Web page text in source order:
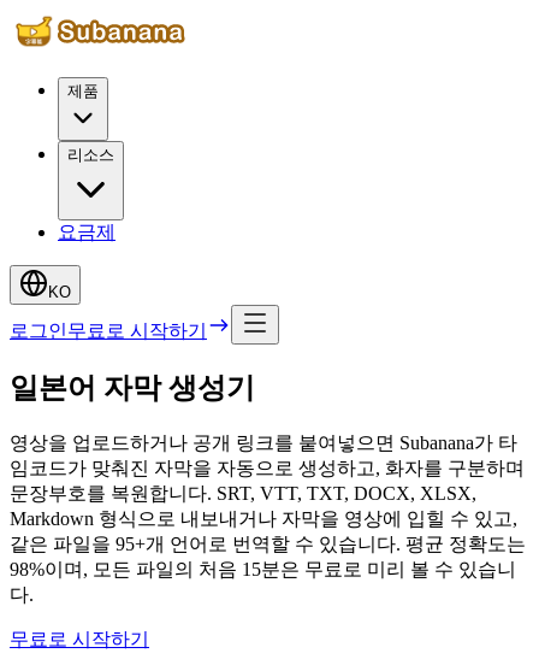
제품
리소스
요금제
KO
로그인무료로 시작하기
일본어 자막 생성기
영상을 업로드하거나 공개 링크를 붙여넣으면 Subanana가 타
임코드가 맞춰진 자막을 자동으로 생성하고, 화자를 구분하며
문장부호를 복원합니다. SRT, VTT, TXT, DOCX, XLSX,
Markdown 형식으로 내보내거나 자막을 영상에 입힐 수 있고,
같은 파일을 95+개 언어로 번역할 수 있습니다. 평균 정확도는
98%이며, 모든 파일의 처음 15분은 무료로 미리 볼 수 있습니
다.
무료로 시작하기